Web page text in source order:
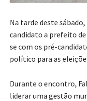
Na tarde deste
candidato a prefeito
se com os pré-
político para as
Durante o encontro,
liderar uma gestão